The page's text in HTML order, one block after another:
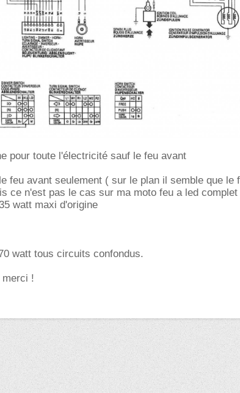
pour toute l'électricité sauf le feu avant
feu avant seulement ( sur le plan il semble que le
ce n'est pas le cas sur ma moto feu a led
watt maxi d'origine
watt tous circuits confondus.
merci !